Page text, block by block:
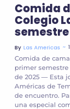
Comida
Colegio
semestre
By Las Americas ~
Comida de
primer
de 2025 — Esta
Américas de
de encuentro.
una especial